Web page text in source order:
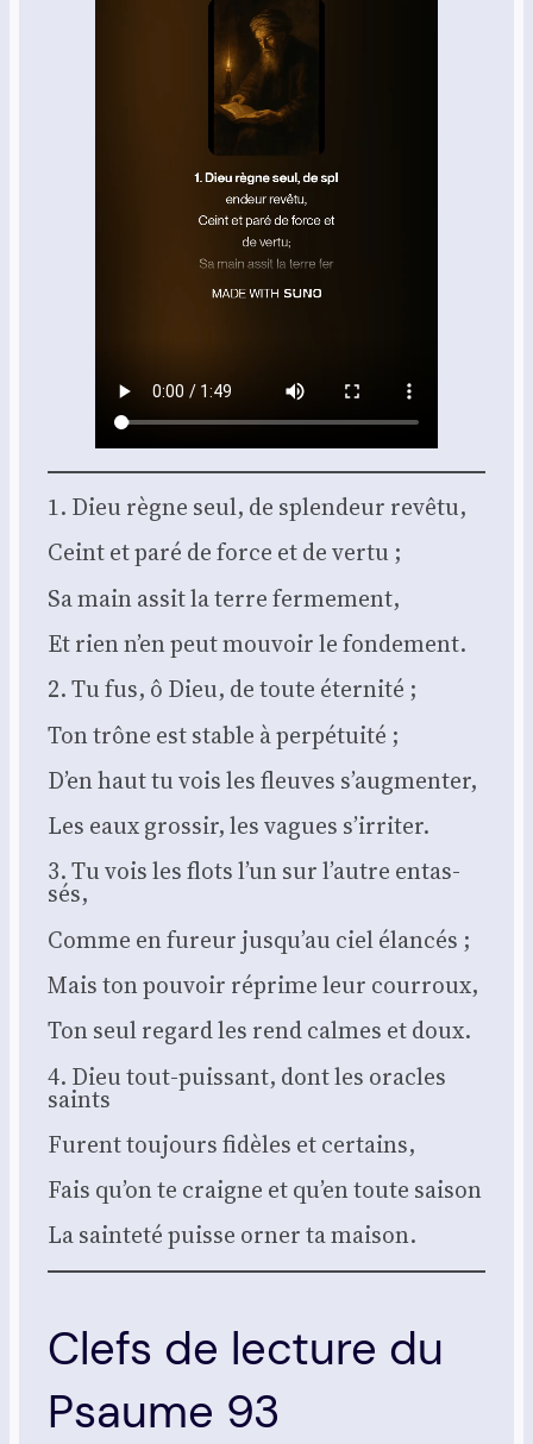
1. Dieu règne seul, de splen­deur revê­tu,
Ceint et paré de force et de ver­tu ;
Sa main assit la terre fer­me­ment,
Et rien n’en peut mou­voir le fon­de­ment.
2. Tu fus, ô Dieu, de toute éter­ni­té ;
Ton trône est stable à per­pé­tui­té ;
D’en haut tu vois les fleuves s’augmenter,
Les eaux gros­sir, les vagues s’irriter.
3. Tu vois les flots l’un sur l’autre entas­
sés,
Comme en fureur jusqu’au ciel élan­cés ;
Mais ton pou­voir réprime leur cour­roux,
Ton seul regard les rend calmes et doux.
4. Dieu tout-puis­sant, dont les oracles
saints
Furent tou­jours fidèles et cer­tains,
Fais qu’on te craigne et qu’en toute sai­son
La sain­te­té puisse orner ta mai­son.
Clefs de lecture du
Psaume 93